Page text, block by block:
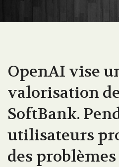
CONTACT
OpenAI vise
valorisation
SoftBank.
utilisateurs
des